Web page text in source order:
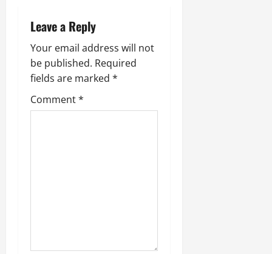
g
a
t
i
Leave a Reply
Your email address will not
be published. Required
fields are marked *
Comment*